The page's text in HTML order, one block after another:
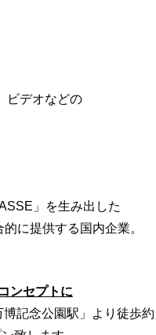
デオなどの
」を生み出した
提供する国内企業。
ンセプトに
記念公園駅」より徒歩約